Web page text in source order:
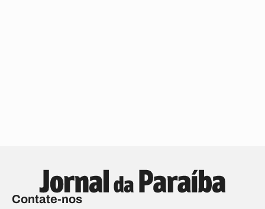
Contate-nos